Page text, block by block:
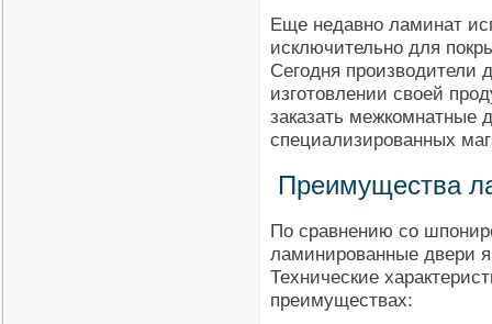
Еще недавно ламинат
исключительно для
Сегодня
изготовлении своей
заказать межкомнатные
специализированных
Преимущества
По сравнению со
ламинированные двери
Технические
преимуществах: